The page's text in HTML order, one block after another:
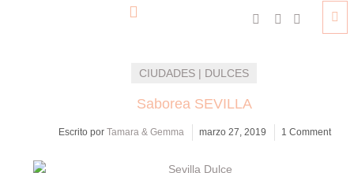
CIUDADES | DULCES
Saborea SEVILLA
Escrito porTamara & Gemma marzo 27, 2019 1 Comment